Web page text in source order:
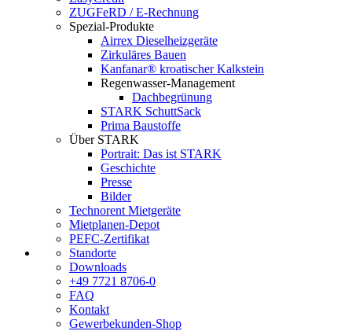
ZUGFeRD / E-Rechnung
Spezial-Produkte
Airrex Dieselheizgeräte
Zirkuläres Bauen
Kanfanar® kroatischer Kalkstein
Regenwasser-Management
Dachbegrünung
STARK SchuttSack
Prima Baustoffe
Über STARK
Portrait: Das ist STARK
Geschichte
Presse
Bilder
Technorent Mietgeräte
Mietplanen-Depot
PEFC-Zertifikat
Standorte
Downloads
+49 7721 8706-0
FAQ
Kontakt
Gewerbekunden-Shop